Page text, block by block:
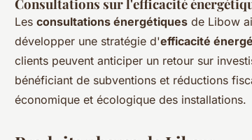
Consultations sur l'efficacité
Les consultations énergétiques de Libow
développer une stratégie d'efficacité
clients peuvent anticiper un retour sur
bénéficiant de subventions et réductions
économique et écologique des installations.